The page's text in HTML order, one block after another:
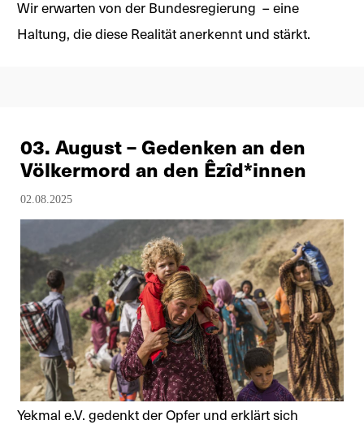
Wir erwarten von der Bundesregierung – eine
Haltung, die diese Realität anerkennt und stärkt.
03. August – Gedenken an den
Völkermord an den Êzîd*innen
02.08.2025
Yekmal e.V. gedenkt der Opfer und erklärt sich